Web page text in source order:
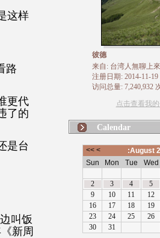
这样
路
更代
了的
是台
叫饭
新周
彼德
来自: 台湾人無聊上
注册日期: 2014-11-19
访问总量: 7,240,932
点击查看我
Calendar